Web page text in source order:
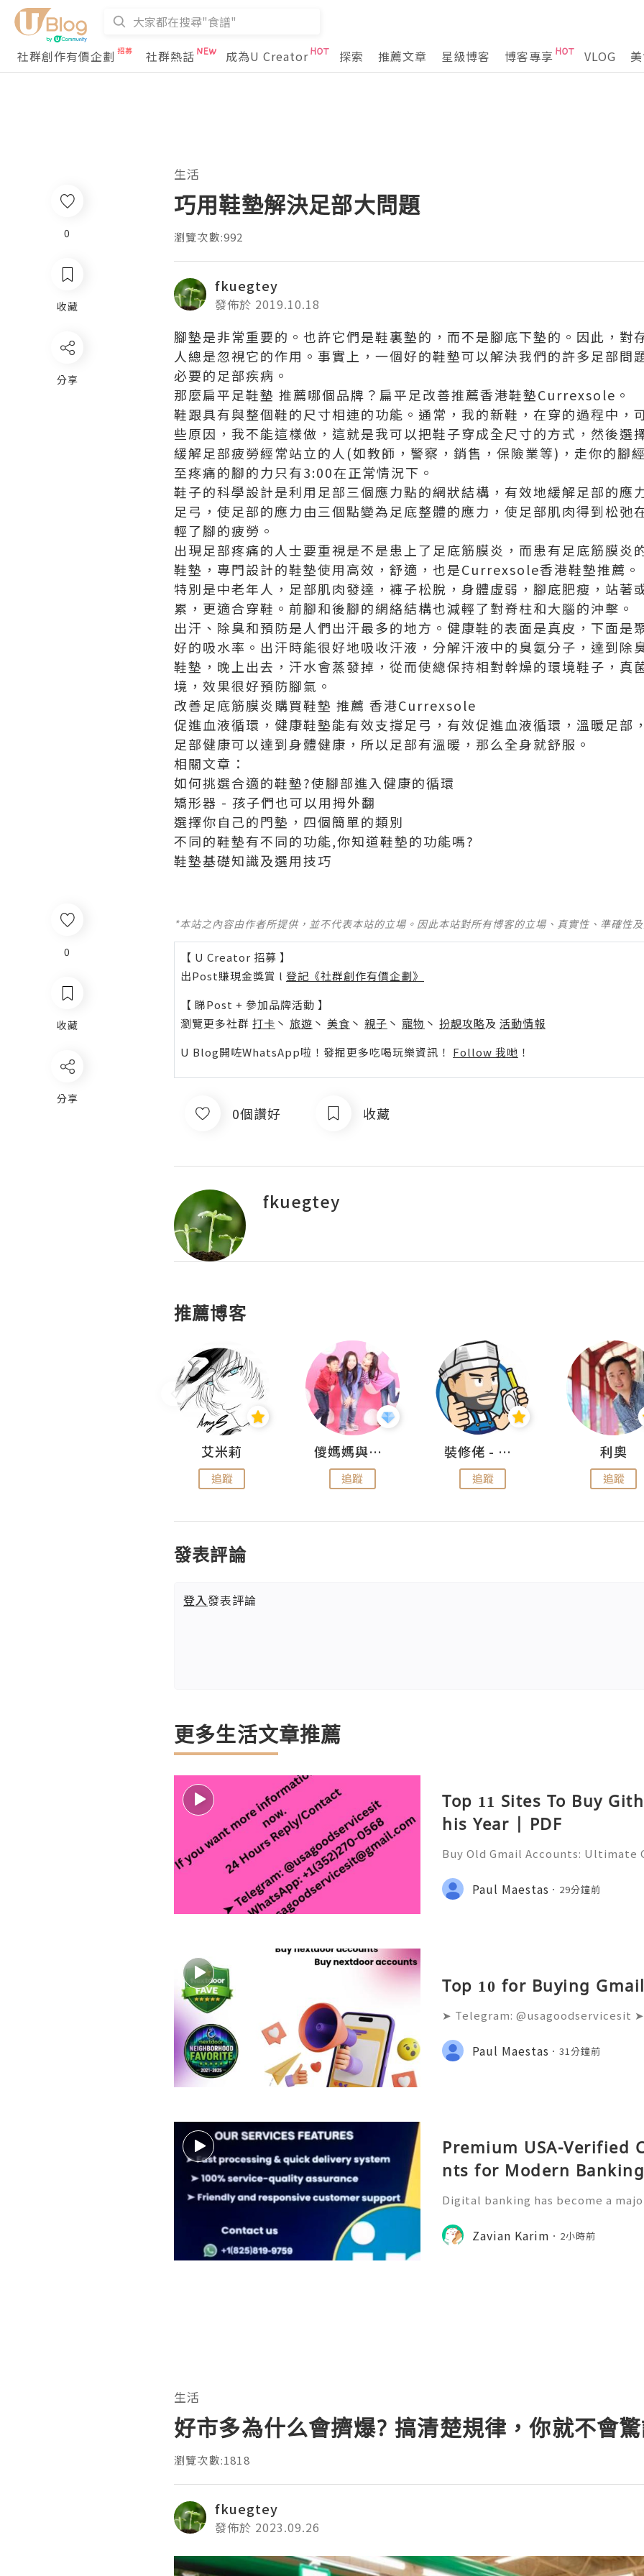
社群創作有價企劃 社群熱話 成為U Creator 探索 推薦文章 星級博客 博客專享 VLOG
0
收藏
分享
生活
巧用鞋墊解決足部大問題
瀏覽次數:992
fkuegtey
發佈於 2019.10.18
腳墊是非常重要的。也許它們是鞋裏墊的，而不是腳底下墊的。因此，對
人總是忽視它的作用。事實上，一個好的鞋墊可以解決我們的許多足部問
必要的足部疾病。
那麼扁平足鞋墊 推薦哪個品牌？扁平足改善推薦香港鞋墊Currexsole。
鞋跟具有與整個鞋的尺寸相連的功能。通常，我的新鞋，在穿的過程中，
些原因，我不能這樣做，這就是我可以把鞋子穿成全尺寸的方式，然後選
緩解足部疲勞經常站立的人(如教師，警察，銷售，保險業等)，走你的腳
至疼痛的腳的力只有3:00在正常情況下。
鞋子的科學設計是利用足部三個應力點的網狀結構，有效地緩解足部的應
足弓，使足部的應力由三個點變為足底整體的應力，使足部肌肉得到松弛
輕了腳的疲勞。
出現足部疼痛的人士要重視是不是患上了足底筋膜炎，而患有足底筋膜炎
鞋墊 ，專門設計的鞋墊使用高效，舒適，也是Currexsole香港鞋墊推薦。
特別是中老年人，足部肌肉發達，褲子松脫，身體虛弱，腳底肥瘦，站著
累，更適合穿鞋。前腳和後腳的網絡結構也減輕了對脊柱和大腦的沖擊。
出汗、除臭和預防是人們出汗最多的地方。健康鞋的表面是真皮，下面是
好的吸水率。出汗時能很好地吸收汗液，分解汗液中的臭氨分子，達到除
鞋墊，晚上出去，汗水會蒸發掉，從而使總保持相對幹燥的環境鞋子，真
境，效果很好預防腳氣。
改善足底筋膜炎購買鞋墊 推薦 香港Currexsole
促進血液循環，健康鞋墊能有效支撐足弓，有效促進血液循環，溫暖足部
足部健康可以達到身體健康，所以足部有溫暖，那么全身就舒服。
相關文章：
如何挑選合適的鞋墊?使腳部進入健康的循環
矯形器 - 孩子們也可以用拇外翻
選擇你自己的門墊，四個簡單的類別
不同的鞋墊有不同的功能,你知道鞋墊的功能嗎?
鞋墊基礎知識及選用技巧
*本站之內容由作者所提供，並不代表本站的立場。因此本站對所有博客的立場、真實性、準確性
【 U Creator 招募 】
出Post賺現金獎賞 l 登記《社群創作有價企劃》
【 睇Post + 參加品牌活動 】
瀏覽更多社群 打卡 丶 旅遊 丶 美食 丶 親子 丶 寵物 丶 扮靚攻略及 活動情報
U Blog開咗WhatsApp啦！發掘更多吃喝玩樂資訊！ Follow 我哋 ！
0個讚好 收藏
fkuegtey
推薦博客
艾米莉
追蹤
儍媽媽與兩隻小魔怪之家
追蹤
裝修佬 - 香港一站式網上裝修平台
追蹤
利奧
追蹤
發表評論
登入發表評論
更多生活文章推薦
Top 11 Sites To Buy
his Year | PDF
Buy Old Gmail Accounts: Ultimate
hatsApp: +1(352)270-0568 ➤
l.co Meta Description: Looking
Paul Maestas 29分鐘前
Top 10 for Buying
➤ Telegram: @usagoodservicesit
lters analyze the age and
accounts. Fresh accounts sen
Paul Maestas 31分鐘前
Premium USA-Verified
nts for Modern
Digital banking has become a
ckly and conveniently from their
rowth of online financia
Zavian Karim 2小時前
0
收藏
分享
生活
好市多為什么會擠爆? 搞清楚規律，你就不會
瀏覽次數:1818
fkuegtey
發佈於 2023.09.26